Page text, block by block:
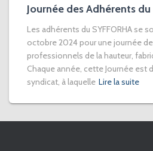
Journée des Adhérents
Les adhérents du SYFFORHA se
octobre 2024 pour une journée
professionnels de la hauteur,
Chaque année, cette Journée est
syndicat, à laquelle Lire la suite